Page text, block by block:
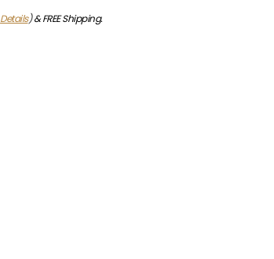
Details)&FREE Shipping.